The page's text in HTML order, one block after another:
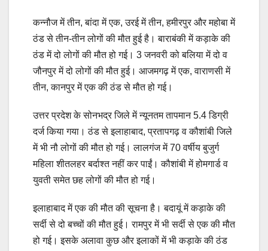
कन्नौज में तीन, बांदा में एक, उरई में तीन, हमीरपुर और महोबा में
ठंड से तीन-तीन लोगों की मौत हुई है। बाराबंकी में कड़ाके की
ठंड में दो लोगों की मौत हो गई। 3 जनवरी को बलिया में दो व
जौनपुर में दो लोगों की मौत हुई। आजमगढ़ में एक, वाराणसी में
तीन, कानपुर में एक की ठंड से मौत हो गई।
उत्तर प्रदेश के सोनभद्र जिले में न्यूनतम तापमान 5.4 डिग्री
दर्ज किया गया। ठंड से इलाहाबाद, प्रतापगढ़ व कौशांबी जिले
में भी नौ लोगों की मौत हो गई। लालगंज में 70 वर्षीय बुजुर्ग
महिला शीतलहर बर्दाश्त नहीं कर पाईं। कौशांबी में होमगार्ड व
युवती समेत छह लोगों की मौत हो गई।
इलाहाबाद में एक की मौत की सूचना है। बदायूं में कड़ाके की
सर्दी से दो बच्चों की मौत हुई। रामपुर में भी सर्दी से एक की मौत
हो गई। इसके अलावा कुछ और इलाकों में भी कड़ाके की ठंड